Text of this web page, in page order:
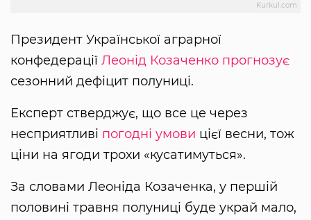
Kurkul.com
Президент Української аграрної
конфедерації Леонід Козаченко прогнозує
сезонний дефіцит полуниці.
Експерт стверджує, що все це через
несприятливі погодні умови цієї весни, тож
ціни на ягоди трохи «кусатимуться».
За словами Леоніда Козаченка, у першій
половині травня полуниці буде украй мало,